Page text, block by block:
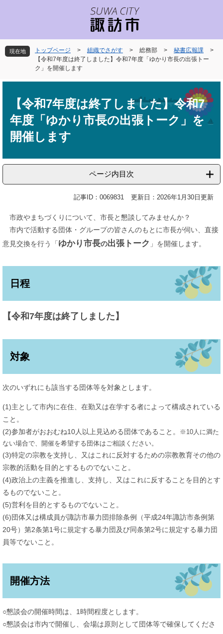
先
頭
を
飛
現在地 トップページ > 組織でさがす > 総務部 > 秘書広報課
>
【令和7年度は終了しました】令和7年度「ゆかり市長の出張トー
ク」を開催します
【令和7年度は終了しました】令和7
年度「ゆかり市長の出張トーク」を
開催します
ページ内目次
記事ID：0069831 更新日：2026年1月30日更新
市政やまちづくりについて、市長と懇談してみませんか？
市内で活動する団体・グループの皆さんのもとに市長が伺い、直接
意見交換を行う「 ゆかり市長の出張トーク 」を開催します。
日程
【令和7年度は終了しました】
対象
次のいずれにも該当する団体等を対象とします。
(1)主として市内に在住、在勤又は在学する者によって構成されている
こと。
(2)参加者がおおむね10人以上見込める団体であること。
※10人に満た
ない場合で、開催を希望する団体はご相談ください。
(3)特定の宗教を支持し、又はこれに反対するための宗教教育その他の
宗教的活動を目的とするものでないこと。
(4)政治上の主義を推進し、支持し、又はこれに反することを目的とす
るものでないこと。
(5)営利を目的とするものでないこと。
(6)団体又は構成員が諏訪市暴力団排除条例（平成24年諏訪市条例第
20号）第2条第1号に規定する暴力団及び同条第2号に規定する暴力団
員等でないこと。
開催方法
○懇談会の開催時間は、1時間程度とします。
○懇談会は市内で開催し、会場は原則として団体等で確保してくださ